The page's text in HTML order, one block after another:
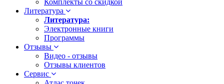
Комплекты со скидкой
Литература
Литература:
Электронные книги
Программы
Отзывы
Видео - отзывы
Отзывы клиентов
Сервис